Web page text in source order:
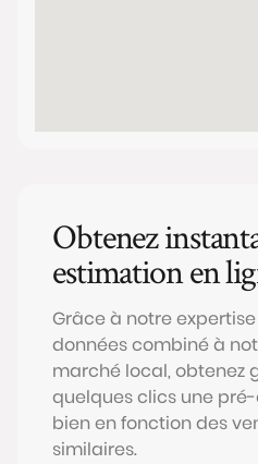
Obtenez
estimation en
Grâce à notre
données combiné à
marché local, obtenez
quelques clics une
bien en fonction des
similaires.